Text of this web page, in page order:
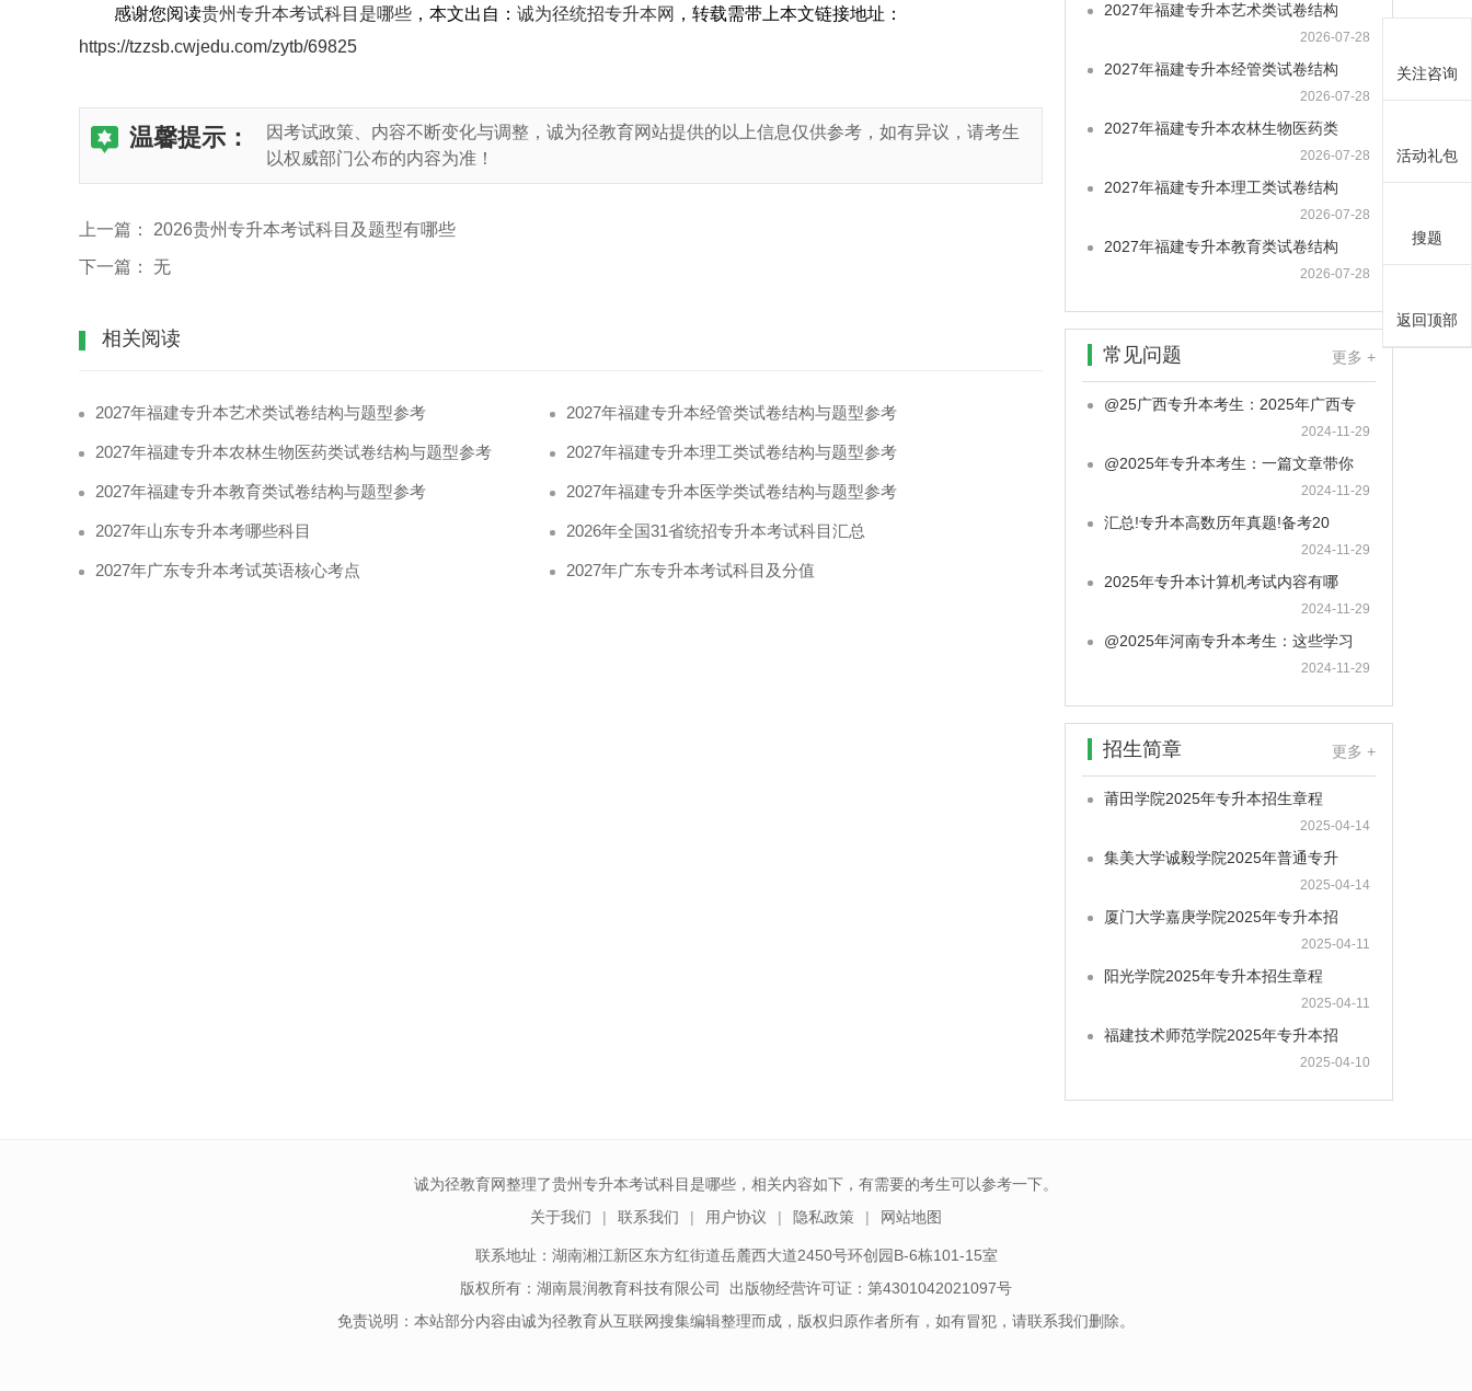
感谢您阅读贵州专升本考试科目是哪些 ，本文出自： 诚为径统招专升本网 ，转载需带上本文链接地址：
https://tzzsb.cwjedu.com/zytb/69825
温馨提示：
因考试政策、内容不断变化与调整，诚为径教育网站提供的以上信息仅供参考，如有异议，请考生
以权威部门公布的内容为准！
上一篇： 2026贵州专升本考试科目及题型有哪些
下一篇： 无
相关阅读
2027年福建专升本艺术类试卷结构与题型参考 2027年福建专升本经管类试卷结构与题型参考
2027年福建专升本农林生物医药类试卷结构与题型参考 2027年福建专升本理工类试卷结构与题型参考
2027年福建专升本教育类试卷结构与题型参考 2027年福建专升本医学类试卷结构与题型参考
2027年山东专升本考哪些科目 2026年全国31省统招专升本考试科目汇总
2027年广东专升本考试英语核心考点 2027年广东专升本考试科目及分值
2027年福建专升本艺术类试卷结构
2026-07-28
2027年福建专升本经管类试卷结构
2026-07-28
2027年福建专升本农林生物医药类
2026-07-28
2027年福建专升本理工类试卷结构
2026-07-28
2027年福建专升本教育类试卷结构
2026-07-28
常见问题 更多 +
@25广西专升本考生：2025年广西专
2024-11-29
@2025年专升本考生：一篇文章带你
2024-11-29
汇总!专升本高数历年真题!备考20
2024-11-29
2025年专升本计算机考试内容有哪
2024-11-29
@2025年河南专升本考生：这些学习
2024-11-29
招生简章 更多 +
莆田学院2025年专升本招生章程
2025-04-14
集美大学诚毅学院2025年普通专升
2025-04-14
厦门大学嘉庚学院2025年专升本招
2025-04-11
阳光学院2025年专升本招生章程
2025-04-11
福建技术师范学院2025年专升本招
2025-04-10
诚为径教育网整理了贵州专升本考试科目是哪些，相关内容如下，有需要的考生可以参考一下。
关于我们
联系我们 用户协议 隐私政策 网站地图
联系地址：湖南湘江新区东方红街道岳麓西大道2450号环创园B-6栋101-15室
版权所有：湖南晨润教育科技有限公司 出版物经营许可证：第4301042021097号
免责说明：本站部分内容由诚为径教育从互联网搜集编辑整理而成，版权归原作者所有，如有冒犯，请联系我们删除。
关注咨询
活动礼包
搜题
返回顶部